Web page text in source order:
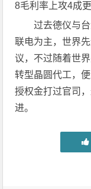
8毛利率上攻4成
过去德仪与
联电为主，世界
议，不过随着世
转型晶圆代工，
授权金打过官司
进。